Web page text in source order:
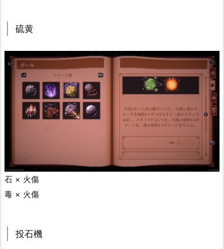
硫黄
石 × 火傷
毒 × 火傷
投石機